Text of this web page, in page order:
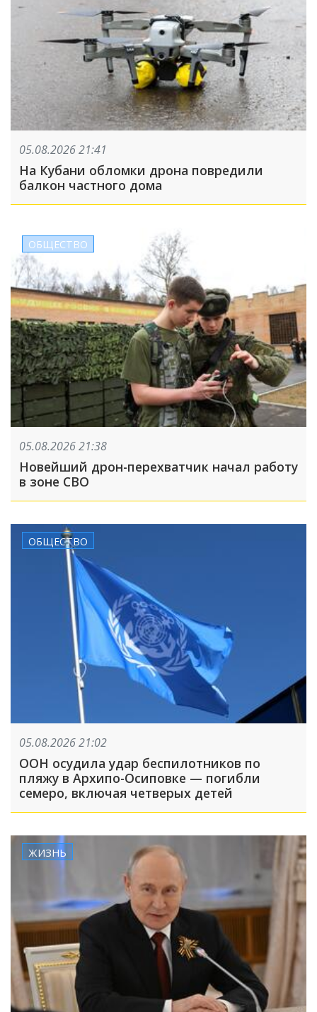
05.08.2026 21:41
На Кубани обломки дрона повредили
балкон частного дома
ОБЩЕСТВО
05.08.2026 21:38
Новейший дрон-перехватчик начал работу
в зоне СВО
ОБЩЕСТВО
05.08.2026 21:02
ООН осудила удар беспилотников по
пляжу в Архипо-Осиповке — погибли
семеро, включая четверых детей
ЖИЗНЬ